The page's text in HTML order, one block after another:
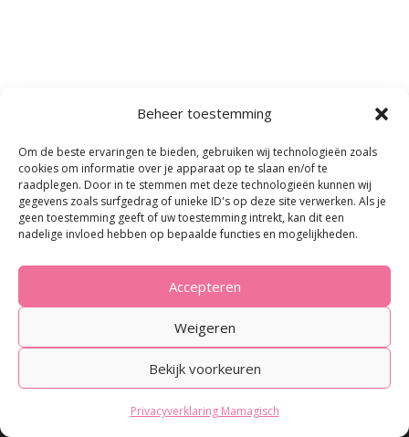
Beheer toestemming
Om de beste ervaringen te bieden, gebruiken wij technologieën zoals
cookies om informatie over je apparaat op te slaan en/of te
raadplegen. Door in te stemmen met deze technologieën kunnen wij
gegevens zoals surfgedrag of unieke ID's op deze site verwerken. Als je
geen toestemming geeft of uw toestemming intrekt, kan dit een
nadelige invloed hebben op bepaalde functies en mogelijkheden.
Accepteren
Weigeren
Bekijk voorkeuren
Privacyverklaring Mamagisch
Populaire blogs
Dobbelspel Tienduizenden
Pranamat Eco
Kidsproof pastasaus
Kobo Plus abonnement
Affiliate links
De blogs van Mamagisch.nl bevatten regelmatig affiliate links. Als jij
via deze links iets aanschaft, krijg ik daar een kleine vergoeding